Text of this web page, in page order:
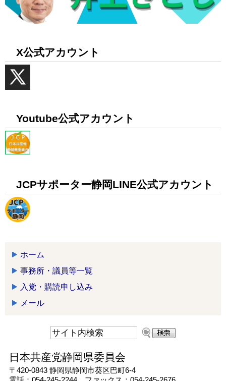
X公式アカウント
Youtube公式アカウント
JCPサポーター静岡LINE公式アカウント
ホーム
事務所・議員等一覧
入党・購読申し込み
メール
日本共産党静岡県委員会
〒420-0843 静岡県静岡市葵区巴町6-4